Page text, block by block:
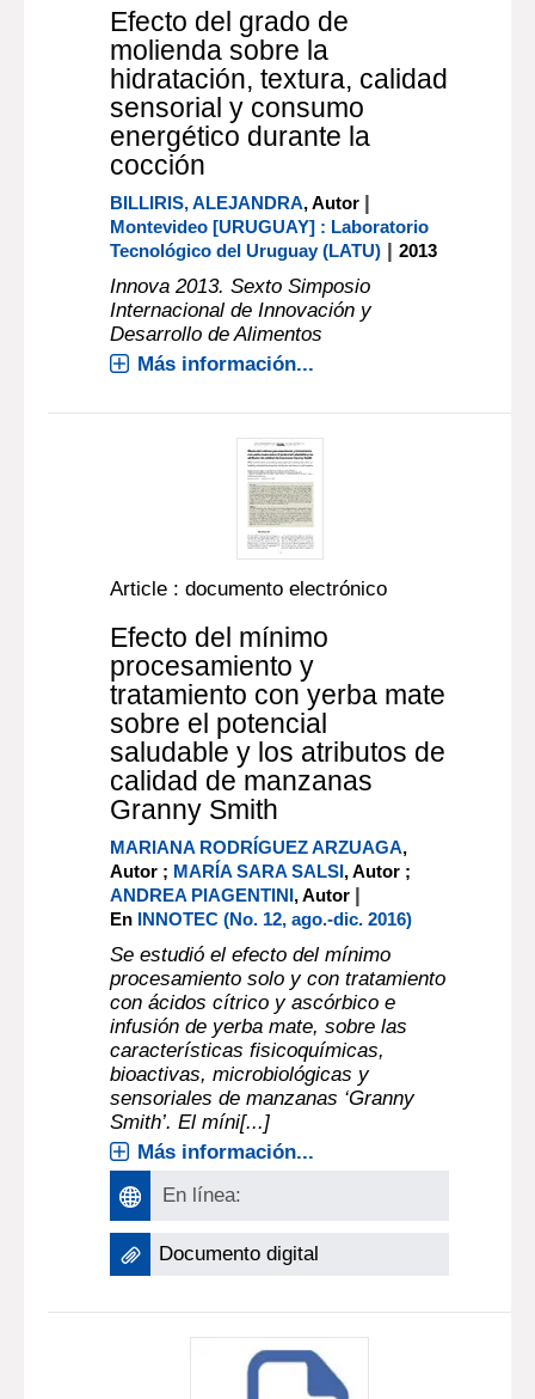
Efecto del grado de
molienda sobre la
hidratación, textura, calidad
sensorial y consumo
energético durante la
cocción
BILLIRIS, ALEJANDRA, Autor |
Montevideo [URUGUAY] : Laboratorio
Tecnológico del Uruguay (LATU) |2013
Innova 2013. Sexto Simposio
Internacional de Innovación y
Desarrollo de Alimentos
Más información...
Article : documento electrónico
Efecto del mínimo
procesamiento y
tratamiento con yerba mate
sobre el potencial
saludable y los atributos de
calidad de manzanas
Granny Smith
MARIANA RODRÍGUEZ ARZUAGA,
Autor ; MARÍA SARA SALSI, Autor ;
ANDREA PIAGENTINI, Autor |
En INNOTEC (No. 12, ago.-dic. 2016)
Se estudió el efecto del mínimo
procesamiento solo y con tratamiento
con ácidos cítrico y ascórbico e
infusión de yerba mate, sobre las
características fisicoquímicas,
bioactivas, microbiológicas y
sensoriales de manzanas ‘Granny
Smith’. El míni[...]
Más información...
En línea:
Documento digital